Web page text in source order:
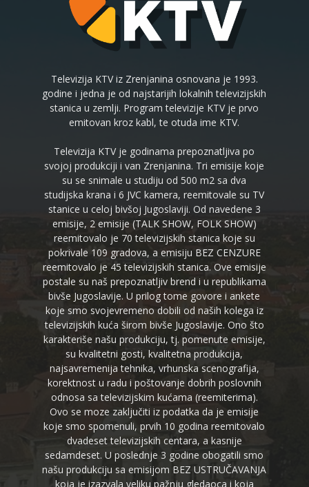
Televizija KTV iz Zrenjanina osnovana je 1993.
godine i jedna je od najstarijih lokalnih televizijskih
stanica u zemlji. Program televizije KTV je prvo
emitovan kroz kabl, te otuda ime KTV.
Televizija KTV je godinama prepoznatljiva po
svojoj produkciji i van Zrenjanina. Tri emisije koje
su se snimale u studiju od 500 m2 sa dva
studijska krana i 6 JVC kamera, reemitovale su TV
stanice u celoj bivšoj Jugoslaviji. Od navedene 3
emisije, 2 emisije (TALK SHOW, FOLK SHOW)
reemitovalo je 70 televizijskih stanica koje su
pokrivale 109 gradova, a emisiju BEZ CENZURE
reemitovalo je 45 televizijskih stanica. Ove emisije
postale su naš prepoznatljiv brend i u republikama
bivše Jugoslavije. U prilog tome govore i ankete
koje smo svojevremeno dobili od naših kolega iz
televizijskih kuća širom bivše Jugoslavije. Ono što
karakteriše našu produkciju, tj. pomenute emisije,
su kvalitetni gosti, kvalitetna produkcija,
najsavremenija tehnika, vrhunska scenografija,
korektnost u radu i poštovanje dobrih poslovnih
odnosa sa televizijskim kućama (reemiterima).
Ovo se moze zaključiti iz podatka da je emisije
koje smo spomenuli, prvih 10 godina reemitovalo
dvadeset televizijskih centara, a kasnije
sedamdeset. U poslednje 3 godine obogatili smo
našu produkciju sa emisijom BEZ USTRUČAVANJA
koja je izazvala veliku pažnju gledaoca i koja